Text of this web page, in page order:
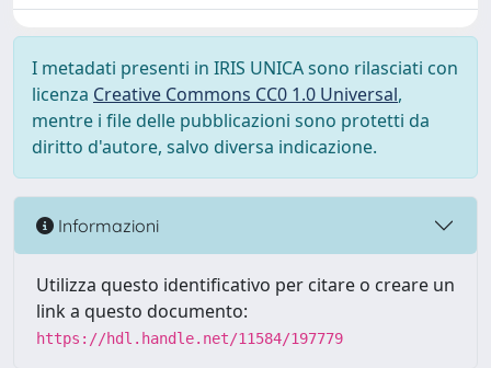
I metadati presenti in IRIS UNICA sono rilasciati con
licenza Creative Commons CC0 1.0 Universal,
mentre i file delle pubblicazioni sono protetti da
diritto d'autore, salvo diversa indicazione.
Informazioni
Utilizza questo identificativo per citare o creare un
link a questo documento:
https://hdl.handle.net/11584/197779